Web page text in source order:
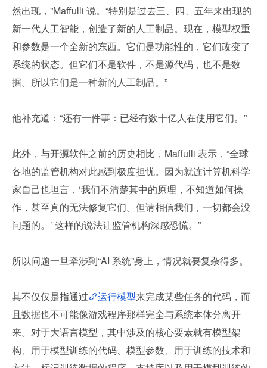
然出现，”Maffulli 说。“特别是过去三、四、五年来出现的
新一代人工智能，创造了新的人工制品。现在，模型权重
和参数是一个全新的东西。它们是功能性的，它们改变了
系统的状态。但它们不是软件，不是源代码，也不是数
据。所以它们是一种新的人工制品。”
他补充道：“还有一件事：已经有数十亿人在使用它们。”
此外，与开源软件之前的历史相比，Maffulli 表示，“全球
各地的监管机构对此感到极度担忧。因为就连计算机科学
家自己也坦言，‘我们不清楚其中的原理，不知道如何操
作，甚至真的无法修复它们。但请相信我们，一切都会没
问题的。’ 这样的说法让监管机构深感恐慌。”
所以问题一旦牵涉到“AI 系统”身上，情况就要复杂得多。
其不仅仅是指通过 运行模型来完成某些任务的代码，而
且数据也不可能像游戏程序那样完全与系统本体分离开
来。对于大语言模型，其中涉及的核心要素就有模型架
构、用于模型训练的代码、模型参数、用于训练的技术和